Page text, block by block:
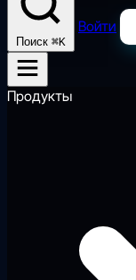
Поиск ⌘K
Войти
Продукты